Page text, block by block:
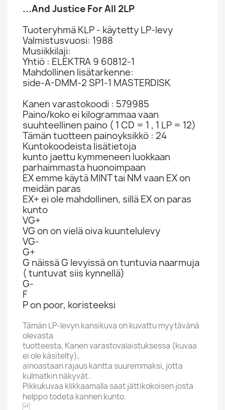
...And Justice For All 2LP
Tuoteryhmä KLP - käytetty LP-levy
Valmistusvuosi: 1988
Musiikkilaji:
Yhtiö : ELEKTRA 9 60812-1
Mahdollinen lisätarkenne:
side-A-DMM-2 SP1-1 MASTERDISK
Kanen varastokoodi : 579985
Paino/koko ei kilogrammaa vaan
suuhteellinen paino ( 1 CD = 1 , 1 LP = 12)
Tämän tuotteen painoyksikkö : 24
Kuntokoodeista lisätietoja
kunto jaettu kymmeneen luokkaan
parhaimmasta huonoimpaan
EX emme käytä MINT tai NM vaan EX on
meidän paras
EX+ ei ole mahdollinen, sillä EX on paras
kunto
VG+
VG on on vielä oiva kuuntelulevy
VG-
G+
G näissä G levyissä on tuntuvia naarmuja
( tuntuvat siis kynnellä)
G-
F
P on poor, koristeeksi
Tämän LP-levyn kansikuva on kuvattu myytävänä
olevasta
tuotteesta, Kanen varastovalaistuksessa (kuvaa
ei ole käsitelty),
ainoastaan rajaus kantta suuremmaksi, jotta
kulmatkin näkyvät..
Pikkukuvaa klikkaamalla saat jättikokoisen josta
helppo todeta kannen kunto.